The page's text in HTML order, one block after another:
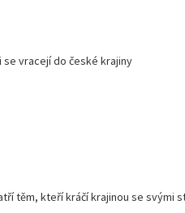
se vracejí do české krajiny
těm, kteří kráčí krajinou se svými